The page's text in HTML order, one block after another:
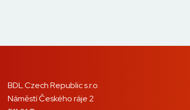
BDL Czech Republic s.r.o.
Náměstí Českého ráje 2